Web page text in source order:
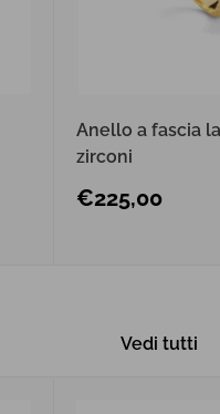
Anello a fascia
zirconi
Prezzo
€225,00
Vedi tutti